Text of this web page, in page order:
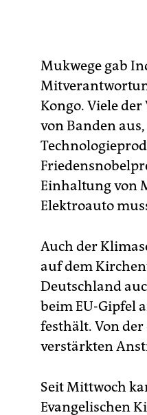
Mukwege gab
Kongo. Viele
von Banden
Einhaltung von
Elektroauto
Auch der
auf dem
Deutschland
beim EU-Gipfel
festhält. Von
verstärkten
Seit Mittwoch
Evangelischen